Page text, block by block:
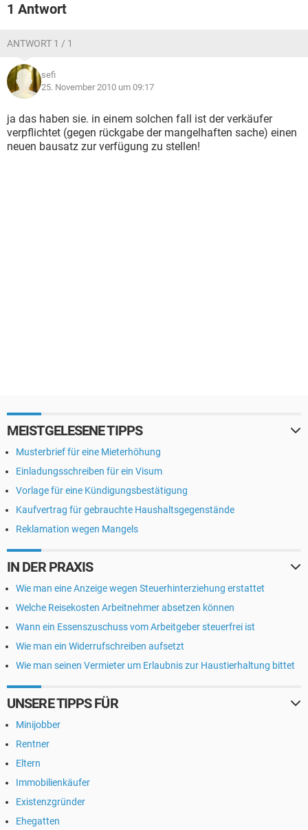
1 Antwort
ANTWORT 1 / 1
sefi
25. November 2010 um 09:17
ja das haben sie. in einem solchen fall ist der verkäufer
verpflichtet (gegen rückgabe der mangelhaften sache) einen
neuen bausatz zur verfügung zu stellen!
MEISTGELESENE TIPPS
Musterbrief für eine Mieterhöhung
Einladungsschreiben für ein Visum
Vorlage für eine Kündigungsbestätigung
Kaufvertrag für gebrauchte Haushaltsgegenstände
Reklamation wegen Mangels
IN DER PRAXIS
Wie man eine Anzeige wegen Steuerhinterziehung erstattet
Welche Reisekosten Arbeitnehmer absetzen können
Wann ein Essenszuschuss vom Arbeitgeber steuerfrei ist
Wie man ein Widerrufschreiben aufsetzt
Wie man seinen Vermieter um Erlaubnis zur Haustierhaltung bittet
UNSERE TIPPS FÜR
Minijobber
Rentner
Eltern
Immobilienkäufer
Existenzgründer
Ehegatten